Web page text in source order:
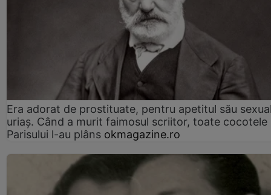
Era adorat de prostituate, pentru apetitul său
uriaș. Când a murit faimosul scriitor, toate cocotele
Parisului l-au plâns okmagazine.ro